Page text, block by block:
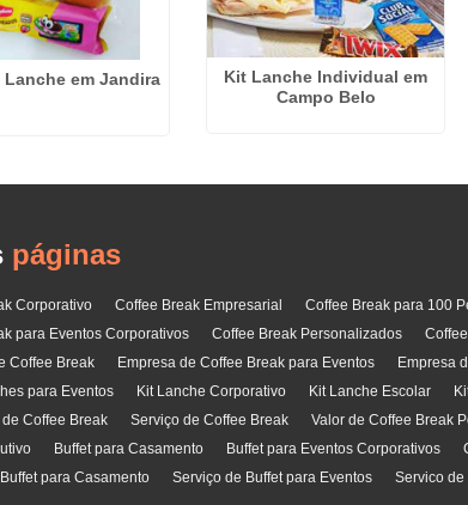
Lanche em Jandira
Kit Lanche Individual em
Campo Belo
páginas
Corporativo Coffee Break Empresarial Coffee Break para 100
para Eventos Corporativos
Coffee Break Personalizados
Coffee Break
Empresa de Coffee Break para Eventos Empresa
para Eventos
Kit Lanche Corporativo Kit Lanche Escolar
Coffee Break
Serviço de Coffee Break Valor de Coffee Break
Buffet para Casamento Buffet para Eventos Corporativos
para Casamento
Serviço de Buffet para Eventos Servico de